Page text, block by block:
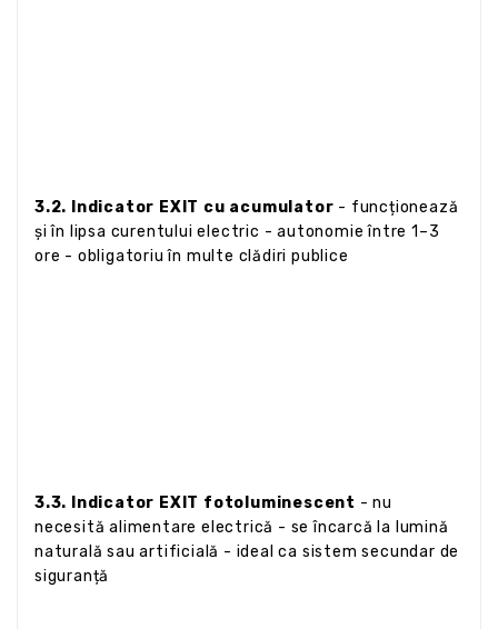
3.2. Indicator EXIT cu acumulator - funcționează
și în lipsa curentului electric - autonomie între 1–3
ore - obligatoriu în multe clădiri publice
3.3. Indicator EXIT fotoluminescent - nu
necesită alimentare electrică - se încarcă la lumină
naturală sau artificială - ideal ca sistem secundar de
siguranță